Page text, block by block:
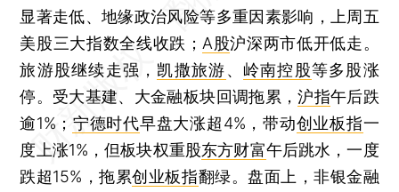
显著走低、地缘政治风险等多重因素影响，上周五
美股三大指数全线收跌； A股沪深两市低开低走。
旅游股继续走强， 凯撒旅游、 岭南控股等多股涨
停。受大基建、大金融板块回调拖累，沪指午后跌
逾1%； 宁德时代早盘大涨超4%，带动创业板指一
度上涨1%，但板块权重股东方财富午后跳水，一度
跌超15%，拖累创业板指翻绿。盘面上，非银金融